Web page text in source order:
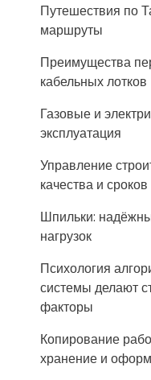
Путешествия по
маршруты
Преимущества
кабельных лотков
Газовые и
эксплуатация
Управление
качества и сроков
Шпильки:
нагрузок
Психология
системы делают
факторы
Копирование
хранение и